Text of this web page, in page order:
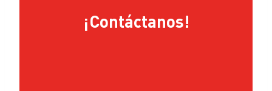
¡Contáctanos!